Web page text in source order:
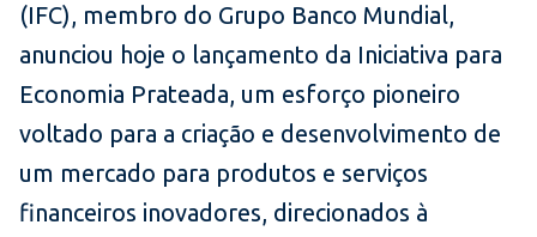
(IFC), membro do Grupo Banco Mundial,
anunciou hoje o lançamento da Iniciativa para
Economia Prateada, um esforço pioneiro
voltado para a criação e desenvolvimento de
um mercado para produtos e serviços
financeiros inovadores, direcionados à